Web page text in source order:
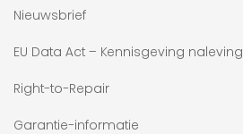
Nieuwsbrief
EU Data Act – Kennisgeving naleving
Right-to-Repair
Garantie-informatie